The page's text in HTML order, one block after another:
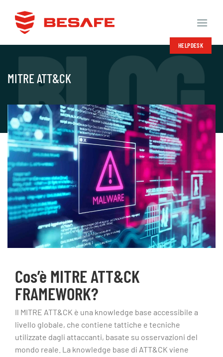
contenuti
HELPDESK
MITRE ATT&CK
Cos’è MITRE ATT&CK
FRAMEWORK?
Il MITRE ATT&CK è una knowledge base accessibile a
livello globale, che contiene tattiche e tecniche
utilizzate dagli attaccanti, basate su osservazioni del
mondo reale. La knowledge base di ATT&CK viene